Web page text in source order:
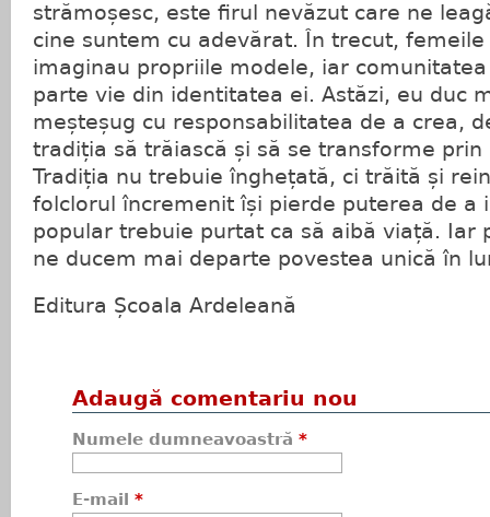
strămoșesc, este firul nevăzut care ne
cine suntem cu adevărat. În trecut,
imaginau propriile modele, iar
parte vie din identitatea ei. Astăzi, eu duc
meșteșug cu responsabilitatea de a crea,
tradiția să trăiască și să se transforme prin
Tradiția nu trebuie înghețată, ci trăită și
folclorul încremenit își pierde puterea de a
popular trebuie purtat ca să aibă viață. Iar
ne ducem mai departe povestea unică în
Editura Școala Ardeleană
Adaugă comentariu nou
Numele dumneavoastră *
E-mail *